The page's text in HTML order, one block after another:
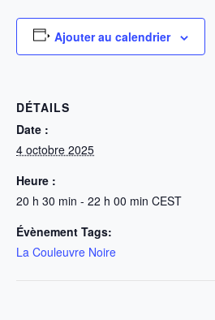
Ajouter au calendrier
DÉTAILS
Date :
4 octobre 2025
Heure :
20 h 30 min - 22 h 00 min CEST
Évènement Tags:
La Couleuvre Noire